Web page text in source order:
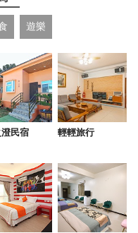
不錯～我們點了1/4鵝
都很合胃口。老闆對我
點，關心合不合胃口，
暖，很棒的店！
from google
遊樂
民宿 輕輕旅行